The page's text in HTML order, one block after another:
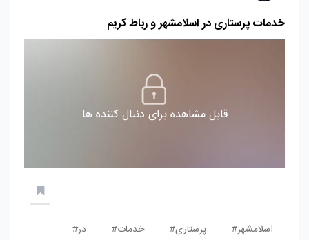
خدمات پرستاری در اسلامشهر و رباط کریم
قابل مشاهده برای دنبال کننده ها
اسلامشهر# پرستاری# خدمات# در#